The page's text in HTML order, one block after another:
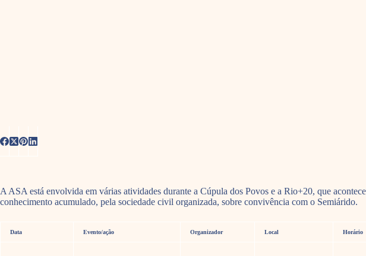
A ASA está envolvida em várias atividades durante a Cúpula dos Povos e a Rio+20, que
conhecimento acumulado, pela sociedade civil organizada, sobre convivência com o Semiárido.
Data Evento/ação Organizador Local Horário